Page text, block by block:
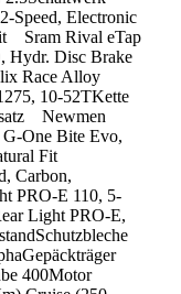
Speed, Electronic
Sram Rival eTap
Disc Brake
Race Alloy
10-52TKette
Newmen
One Bite Evo,
Fit
Carbon,
PRO-E 110, 5-
Light PRO-E,
400Motor